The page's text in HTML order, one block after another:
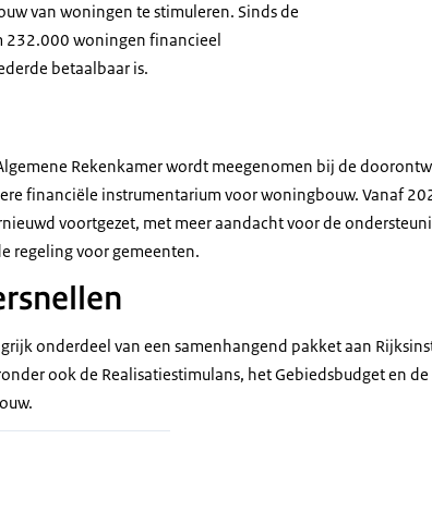
van woningen te stimuleren. Sinds de
232.000 woningen financieel
betaalbaar is.
Rekenkamer wordt meegenomen bij de
financiële instrumentarium voor woningbouw. Vanaf
voortgezet, met meer aandacht voor de
regeling voor gemeenten.
onderdeel van een samenhangend pakket aan
ook de Realisatiestimulans, het Gebiedsbudget en de